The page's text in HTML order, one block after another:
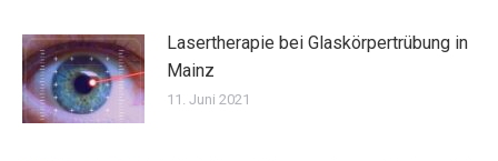
Lasertherapie bei Glaskörpertrübung in
Mainz
11. Juni 2021